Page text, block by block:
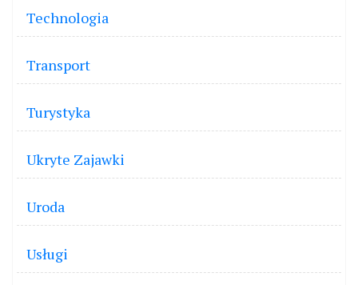
Technologia
Transport
Turystyka
Ukryte Zajawki
Uroda
Usługi